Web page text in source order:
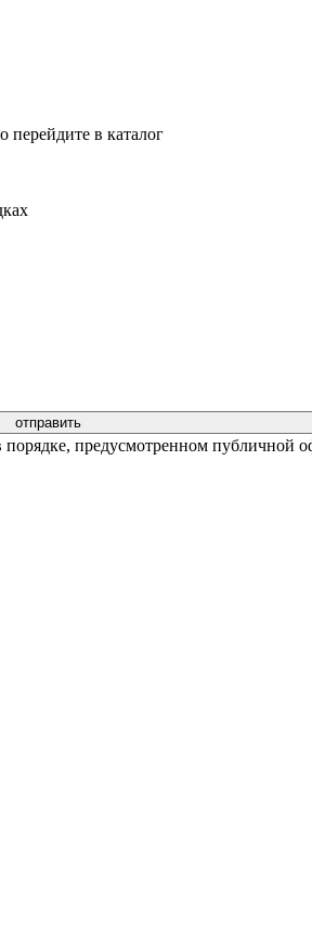
перейдите в каталог
предусмотренном публичной